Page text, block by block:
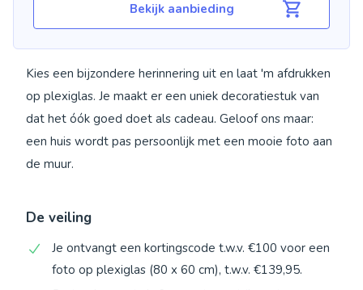
Bekijk aanbieding
Kies een bijzondere herinnering uit en laat 'm afdrukken
op plexiglas. Je maakt er een uniek decoratiestuk van
dat het óók goed doet als cadeau. Geloof ons maar:
een huis wordt pas persoonlijk met een mooie foto aan
de muur.
De veiling
Je ontvangt een kortingscode t.w.v. €100 voor een
foto op plexiglas (80 x 60 cm), t.w.v. €139,95.